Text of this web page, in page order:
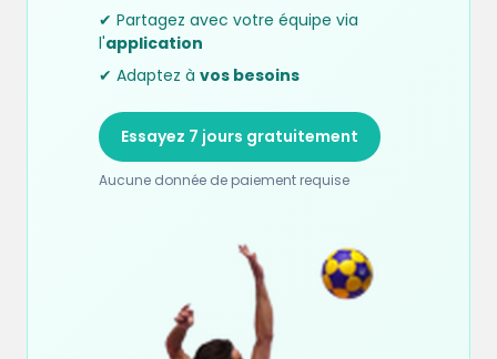
✔ Partagez avec votre équipe via
l'application
✔ Adaptez à vos besoins
Essayez 7 jours gratuitement
Aucune donnée de paiement requise